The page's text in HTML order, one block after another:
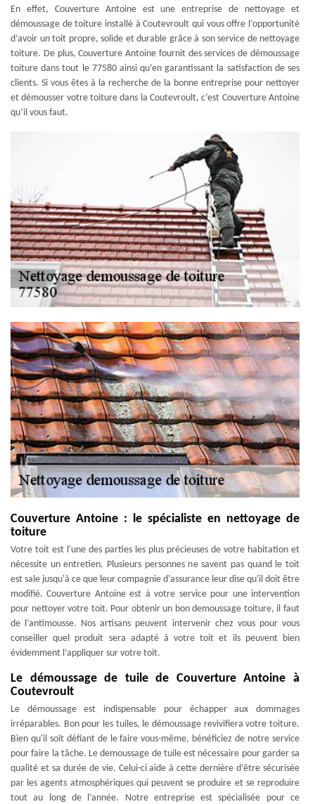
En effet, Couverture Antoine est une entreprise de nettoyage et
démoussage de toiture installé à Coutevroult qui vous offre l’opportunité
d’avoir un toit propre, solide et durable grâce à son service de nettoyage
toiture. De plus, Couverture Antoine fournit des services de démoussage
toiture dans tout le 77580 ainsi qu’en garantissant la satisfaction de ses
clients. Si vous êtes à la recherche de la bonne entreprise pour nettoyer
et démousser votre toiture dans la Coutevroult, c’est Couverture Antoine
qu’il vous faut.
Couverture Antoine : le spécialiste en nettoyage de
toiture
Votre toit est l'une des parties les plus précieuses de votre habitation et
nécessite un entretien. Plusieurs personnes ne savent pas quand le toit
est sale jusqu'à ce que leur compagnie d'assurance leur dise qu'il doit être
modifié. Couverture Antoine est à votre service pour une intervention
pour nettoyer votre toit. Pour obtenir un bon demoussage toiture, il faut
de l’antimousse. Nos artisans peuvent intervenir chez vous pour vous
conseiller quel produit sera adapté à votre toit et ils peuvent bien
évidemment l’appliquer sur votre toit.
Le démoussage de tuile de Couverture Antoine à
Coutevroult
Le démoussage est indispensable pour échapper aux dommages
irréparables. Bon pour les tuiles, le démoussage revivifiera votre toiture.
Bien qu'il soit défiant de le faire vous-même, bénéficiez de notre service
pour faire la tâche. Le demoussage de tuile est nécessaire pour garder sa
qualité et sa durée de vie. Celui-ci aide à cette dernière d’être sécurisée
par les agents atmosphériques qui peuvent se produire et se reproduire
tout au long de l’année. Notre entreprise est spécialisée pour ce